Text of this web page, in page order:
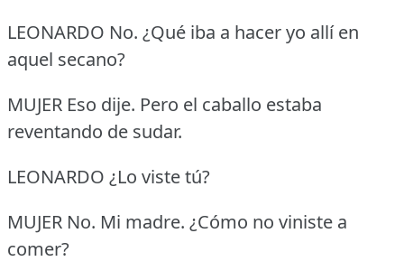
LEONARDO No. ¿Qué iba a hacer yo allí en
aquel secano?
MUJER Eso dije. Pero el caballo estaba
reventando de sudar.
LEONARDO ¿Lo viste tú?
MUJER No. Mi madre. ¿Cómo no viniste a
comer?